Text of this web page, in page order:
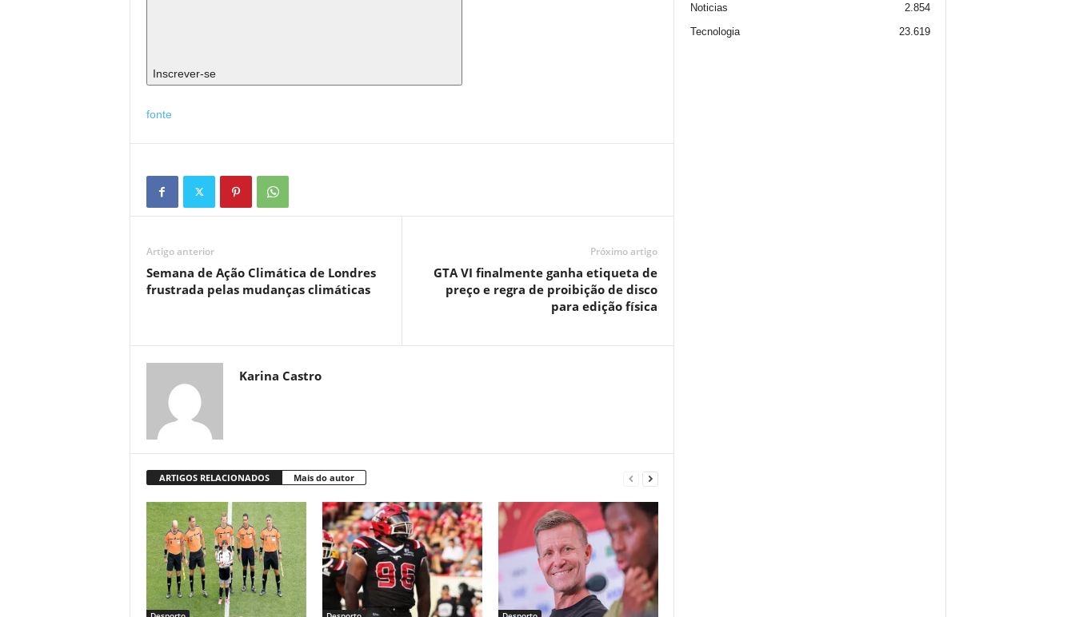
Inscrever-se
fonte
Artigo anterior
Semana de Ação Climática de Londres
frustrada pelas mudanças climáticas
Próximo artigo
GTA VI finalmente ganha etiqueta de
preço e regra de proibição de disco
para edição física
Karina Castro
ARTIGOS RELACIONADOS Mais do autor
Noticias
2.854
Tecnologia
23.619